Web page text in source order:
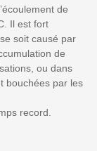
de
Il est fort
soit causé par
de
ou dans
bouchées par les
record.